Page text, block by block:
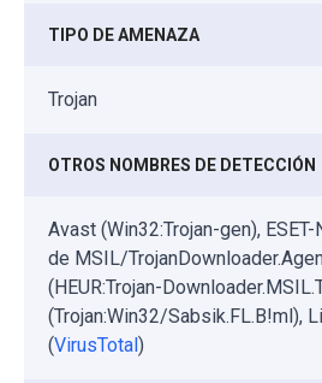
TIPO DE AMENAZA
Trojan
OTROS NOMBRES DE DETECCIÓN
Avast (Win32:Trojan-gen),
de MSIL/
(HEUR:Trojan-
(Trojan:Win32/Sabsik.FL.B!ml),
(VirusTotal )